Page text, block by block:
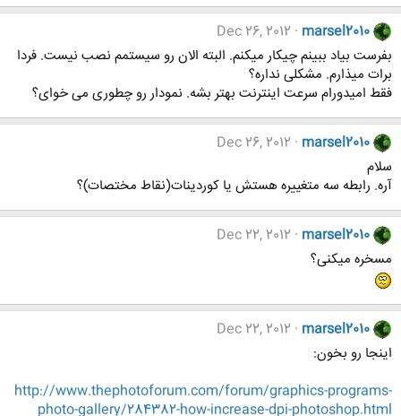
marsel2010
Dec 26, 2012
بفرست بیاد ببینم چیکار میکنم. البته الان رو سیستمم نصب نیست. فردا
برات میذارم. مشکلی نداره؟
فقط امیدورام سرعت اینترنت بهتر بشه. نمودار رو چطوری می خوای؟
marsel2010
Dec 26, 2012
سلام
آره. رابطه سه متغییره هستش یا کوردینات(نقاط مختصات)؟
marsel2010
Dec 22, 2012
مسخره میکنی؟
marsel2010
Dec 22, 2012
اینجا رو بخون:
http://www.thephotoforum.com/forum/graphics-programs-
photo-gallery/284382-how-increase-dpi-photoshop.html